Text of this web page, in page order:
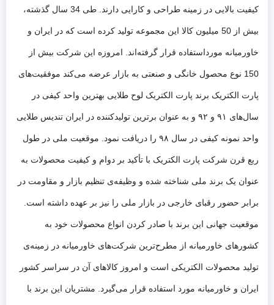
کیفیت بالایی در زمینه طراحی و کارایی دارند. طی 34 سال گذشته،
بیش از 50 میلیون کالا این مجموعه تولید کرده است که در ایران و
خاورمیانه مورداستفاده قرار گرفته‌اند. امروزه این شرکت بیش از
150 نوع محصول خانگی و صنعتی به بازار عرضه می‌کند موفقیت‌های
پارت الکتریک برند پارت الکتریک لوح طلایی بهترین واحد کیفی در
سال‌های ۹۱ و ۹۲ و به عنوان برترین تولید‌کننده در ایران تندیس طلایی
واحد نمونه کیفی در سال ۹۸ را دریافت نمود. موقعیت ملی در طول
ربع قرن شرکت پارت الکتریک با تأکید بر دوام و کیفیت محصولات به
عنوان یک برند ملی شناخته شده و وظیفه‌ی تنظیم بازار و مقاومت در
برابر حضور رقبای خارجی در بازار ملی را نیز بر عهده داشته است.
موقعیت جهانی این برند با صادر کردن انواع محصولات خود به
کشور‌های خاورمیانه از مطرح‌ترین شرکت‌های خاورمیانه در زمینه‌ی
تولید محصولات الکتریکی است و امروز کالا‌های آن در سراسر کشور
ایران و خاورمیانه مورد استفاده قرار می‌گیرد. مشتریان این برند با